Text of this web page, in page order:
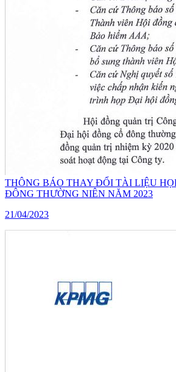
THÔNG BÁO THAY ĐỔI TÀI LIỆU
ĐÔNG THƯỜNG NIÊN NĂM 2023
21/04/2023